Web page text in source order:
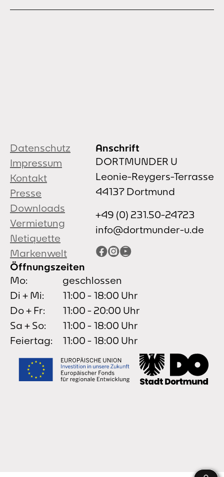
Datenschutz
Impressum
Kontakt
Presse
Downloads
Vermietung
Netiquette
Markenwelt
Anschrift
DORTMUNDER U
Leonie-Reygers-Terrasse
44137 Dortmund
+49 (0) 231.50-24723
info@dortmunder-u.de
Facebook
Instagram
YouTube
Öffnungszeiten
Mo:
geschlossen
Di + Mi:
11:00 - 18:00 Uhr
Do + Fr:
11:00 - 20:00 Uhr
Sa + So:
11:00 - 18:00 Uhr
Feiertag:
11:00 - 18:00 Uhr